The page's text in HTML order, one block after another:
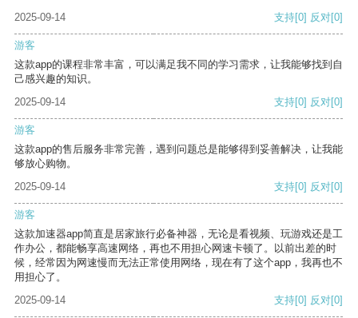
2025-09-14 支持[0] 反对[0]
游客
这款app的课程非常丰富，可以满足我不同的学习需求，让我能够找到自
己感兴趣的知识。
2025-09-14
支持[0] 反对[0]
游客
这款app的售后服务非常完善，遇到问题总是能够得到妥善解决，让我能
够放心购物。
2025-09-14
支持[0] 反对[0]
游客
这款加速器app简直是居家旅行必备神器，无论是看视频、玩游戏还是工
作办公，都能畅享高速网络，再也不用担心网速卡顿了。以前出差的时
候，经常因为网速慢而无法正常使用网络，现在有了这个app，我再也不
用担心了。
2025-09-14
支持[0] 反对[0]